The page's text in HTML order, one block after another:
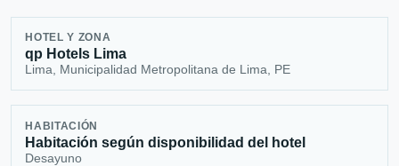
HOTEL Y ZONA
qp Hotels Lima
Lima, Municipalidad Metropolitana de Lima, PE
HABITACIÓN
Habitación según disponibilidad del hotel
Desayuno